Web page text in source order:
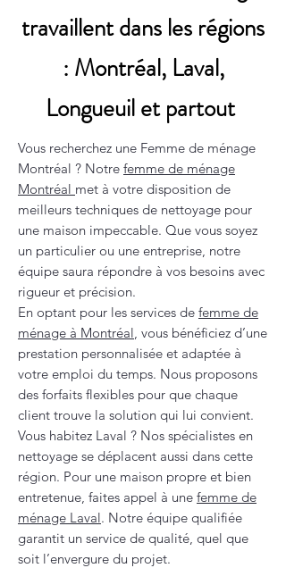
travaillent dans les régions
: Montréal, Laval,
Longueuil et partout
Vous recherchez une Femme de ménage
Montréal ? Notre femme de ménage
Montréal met à votre disposition de
meilleurs techniques de nettoyage pour
une maison impeccable. Que vous soyez
un particulier ou une entreprise, notre
équipe saura répondre à vos besoins avec
rigueur et précision.
En optant pour les services de femme de
ménage à Montréal, vous bénéficiez d’une
prestation personnalisée et adaptée à
votre emploi du temps. Nous proposons
des forfaits flexibles pour que chaque
client trouve la solution qui lui convient.
Vous habitez Laval ? Nos spécialistes en
nettoyage se déplacent aussi dans cette
région. Pour une maison propre et bien
entretenue, faites appel à une femme de
ménage Laval. Notre équipe qualifiée
garantit un service de qualité, quel que
soit l’envergure du projet.